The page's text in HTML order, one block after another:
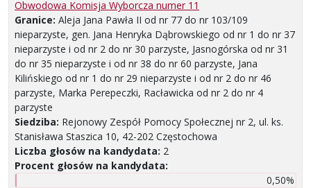
Obwodowa Komisja Wyborcza numer 11
Granice: Aleja Jana Pawła II od nr 77 do nr 103/109
nieparzyste, gen. Jana Henryka Dąbrowskiego od nr 1 do nr 37
nieparzyste i od nr 2 do nr 30 parzyste, Jasnogórska od nr 31
do nr 35 nieparzyste i od nr 38 do nr 60 parzyste, Jana
Kilińskiego od nr 1 do nr 29 nieparzyste i od nr 2 do nr 46
parzyste, Marka Perepeczki, Racławicka od nr 2 do nr 4
parzyste
Siedziba: Rejonowy Zespół Pomocy Społecznej nr 2, ul. ks.
Stanisława Staszica 10, 42-202 Częstochowa
Liczba głosów na kandydata: 2
Procent głosów na kandydata:
0,50%